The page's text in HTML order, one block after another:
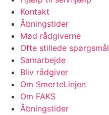
Kontakt
Åbningstider
Mød rådgiverne
Ofte stillede spørgsmål
Samarbejde
Bliv rådgiver
Om SmerteLinjen
Om FAKS
Åbningstider